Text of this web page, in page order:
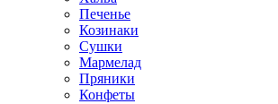
Печенье
Козинаки
Сушки
Мармелад
Пряники
Конфеты